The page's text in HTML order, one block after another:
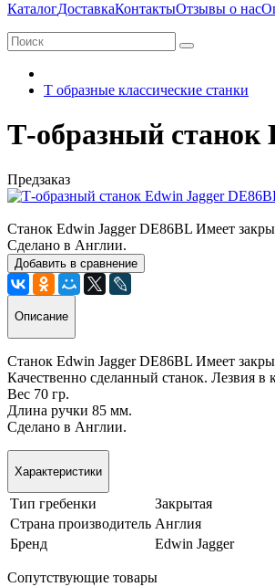
КаталогДоставкаКонтактыОтзывы о нас
Т образные классические станки
Т-образный станок
Предзаказ
Станок Edwin Jagger DE86BL Имеет
Сделано в Англии.
Добавить в сравнение
Описание
Станок Edwin Jagger DE86BL Имеет
Качественно сделанный станок. Лезвия в
Вес 70 гр.
Длина ручки 85 мм.
Сделано в Англии.
Характеристики
Тип гребенки
Закрытая
Страна производитель Англия
Бренд
Edwin Jagger
Сопутствующие товары